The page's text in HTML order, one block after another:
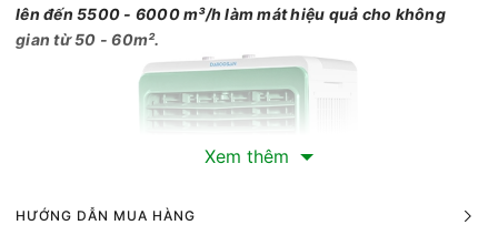
lên đến 5500 - 6000 m³/h làm mát hiệu quả cho không
gian từ 50 - 60m².
Xem thêm
HƯỚNG DẪN MUA HÀNG